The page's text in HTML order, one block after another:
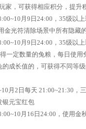
家，可获得相应积分，提升
月9日24:00，35级以
金光符清除场景中所有隐
月9日24:00，35级以
一定数量的兔粮，每日使
成长值的，可获得不同等
月2日每天 21:00~21:30，
银元宝红包
月16日24:00，使用金